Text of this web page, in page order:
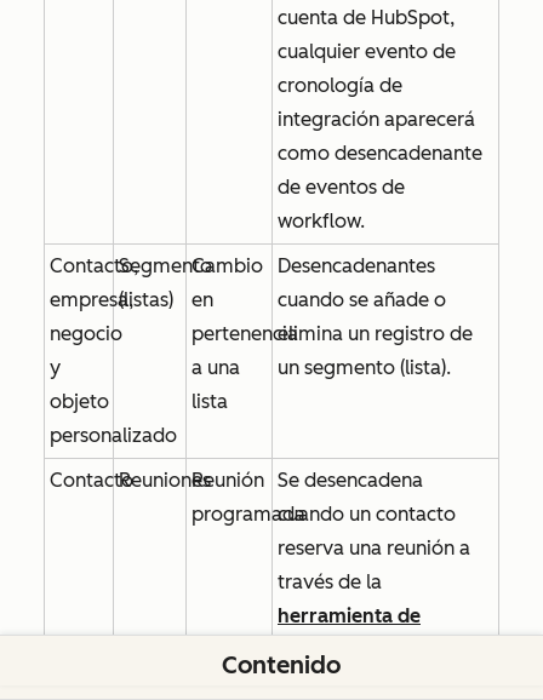
cuenta de HubSpot,
cualquier evento de
cronología de
integración aparecerá
como desencadenante
de eventos de
workflow.
Contacto,
empresa,
negocio
y
objeto
personalizado
Segmento
(listas)
Cambio
en
pertenencia
a una
lista
Desencadenantes
cuando se añade o
elimina un registro de
un segmento (lista).
ContactoReunionesReunión
programada
Se desencadena
cuando un contacto
reserva una reunión a
través de la
herramienta de
reuniones de HubSpot
Contenido